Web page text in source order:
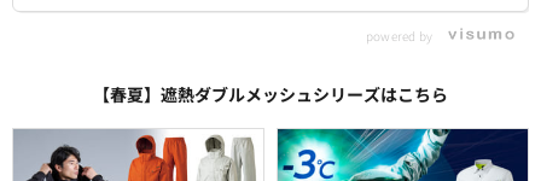
powered by
【春夏】遮熱ダブルメッシュシリーズはこちら